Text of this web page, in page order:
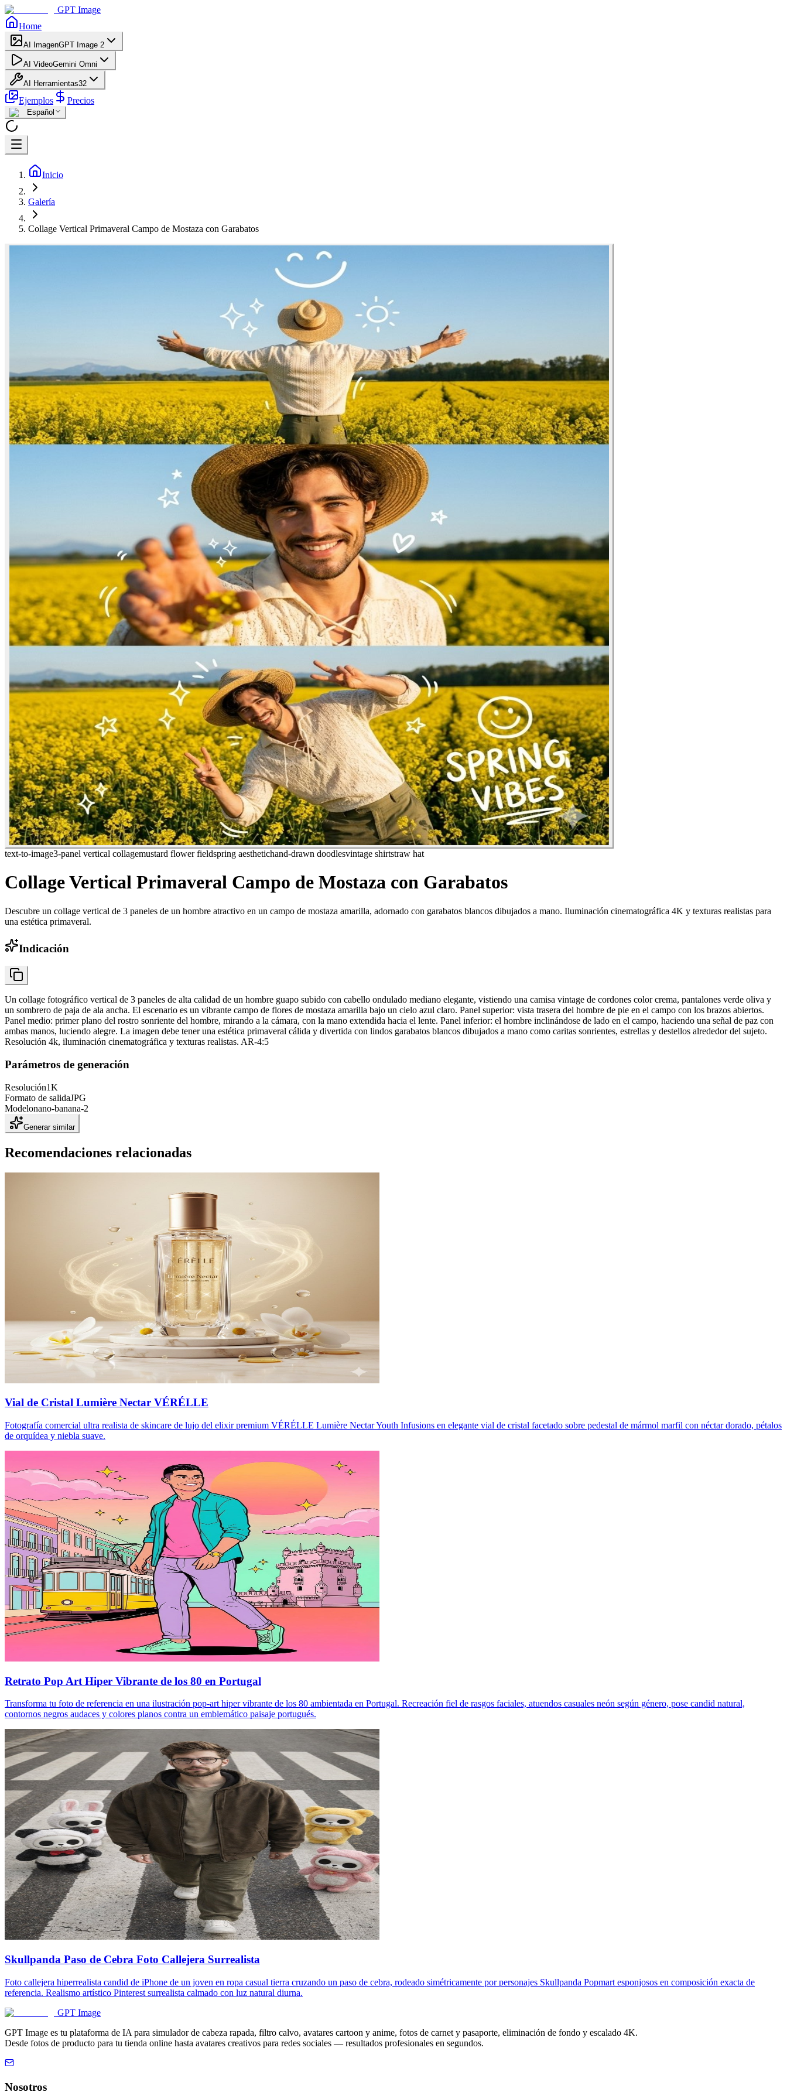
GPT Image
Home
AI ImagenGPT Image 2
AI VideoGemini Omni
AI Herramientas32
Ejemplos Precios
Español
Inicio
Galería
Collage Vertical Primaveral Campo de Mostaza con Garabatos
text-to-image3-panel vertical collagemustard flower fieldspring aesthetichand-drawn doodlesvintage shirtstraw hat
Collage Vertical Primaveral Campo de Mostaza con Garabatos
Descubre un collage vertical de 3 paneles de un hombre atractivo en un campo de mostaza amarilla, adornado con garabatos blancos dibujados a mano. Iluminación cinematográfica 4K y texturas realistas para
una estética primaveral.
Indicación
Un collage fotográfico vertical de 3 paneles de alta calidad de un hombre guapo subido con cabello ondulado mediano elegante, vistiendo una camisa vintage de cordones color crema, pantalones verde oliva y
un sombrero de paja de ala ancha. El escenario es un vibrante campo de flores de mostaza amarilla bajo un cielo azul claro. Panel superior: vista trasera del hombre de pie en el campo con los brazos abiertos.
Panel medio: primer plano del rostro sonriente del hombre, mirando a la cámara, con la mano extendida hacia el lente. Panel inferior: el hombre inclinándose de lado en el campo, haciendo una señal de paz con
ambas manos, luciendo alegre. La imagen debe tener una estética primaveral cálida y divertida con lindos garabatos blancos dibujados a mano como caritas sonrientes, estrellas y destellos alrededor del sujeto.
Resolución 4k, iluminación cinematográfica y texturas realistas. AR-4:5
Parámetros de generación
Resolución1K
Formato de salidaJPG
Modelonano-banana-2
Generar similar
Recomendaciones relacionadas
Vial de Cristal Lumière Nectar VÉRÉLLE
Fotografía comercial ultra realista de skincare de lujo del elixir premium VÉRÉLLE Lumière Nectar Youth Infusions en elegante vial de cristal facetado sobre pedestal de mármol marfil con néctar dorado, pétalos
de orquídea y niebla suave.
Retrato Pop Art Hiper Vibrante de los 80 en Portugal
Transforma tu foto de referencia en una ilustración pop-art hiper vibrante de los 80 ambientada en Portugal. Recreación fiel de rasgos faciales, atuendos casuales neón según género, pose candid natural,
contornos negros audaces y colores planos contra un emblemático paisaje portugués.
Skullpanda Paso de Cebra Foto Callejera Surrealista
Foto callejera hiperrealista candid de iPhone de un joven en ropa casual tierra cruzando un paso de cebra, rodeado simétricamente por personajes Skullpanda Popmart esponjosos en composición exacta de
referencia. Realismo artístico Pinterest surrealista calmado con luz natural diurna.
GPT Image
GPT Image es tu plataforma de IA para simulador de cabeza rapada, filtro calvo, avatares cartoon y anime, fotos de carnet y pasaporte, eliminación de fondo y escalado 4K.
Desde fotos de producto para tu tienda online hasta avatares creativos para redes sociales — resultados profesionales en segundos.
Nosotros